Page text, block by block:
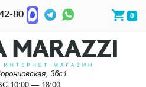
80 0
36с1
10:00 — 18:00